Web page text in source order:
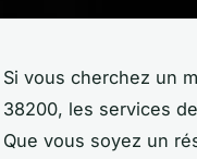
Si vous cherchez un
38200, les services
Que vous soyez un